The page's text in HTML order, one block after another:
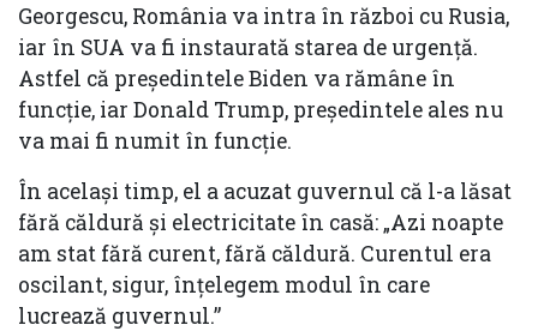
Georgescu, România va intra în război cu Rusia,
iar în SUA va fi instaurată starea de urgență.
Astfel că președintele Biden va rămâne în
funcție, iar Donald Trump, președintele ales nu
va mai fi numit în funcție.
În același timp, el a acuzat guvernul că l-a lăsat
fără căldură și electricitate în casă: „Azi noapte
am stat fără curent, fără căldură. Curentul era
oscilant, sigur, înțelegem modul în care
lucrează guvernul.”